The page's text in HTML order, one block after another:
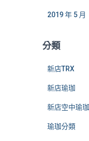
2019 年 5 月
分類
新店TRX
新店瑜珈
新店空中瑜珈
瑜珈分類